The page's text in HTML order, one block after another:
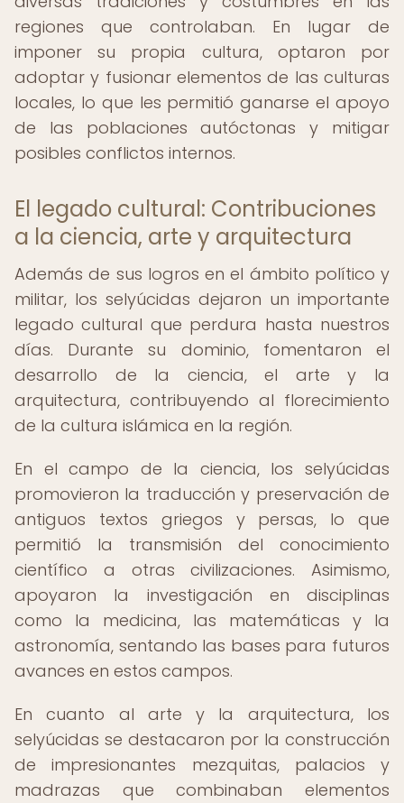
regiones que controlaban. En lugar de
imponer su propia cultura, optaron por
adoptar y fusionar elementos de las culturas
locales, lo que les permitió ganarse el apoyo
de las poblaciones autóctonas y mitigar
posibles conflictos internos.
El legado cultural: Contribuciones
a la ciencia, arte y arquitectura
Además de sus logros en el ámbito político y
militar, los selyúcidas dejaron un importante
legado cultural que perdura hasta nuestros
días. Durante su dominio, fomentaron el
desarrollo de la ciencia, el arte y la
arquitectura, contribuyendo al florecimiento
de la cultura islámica en la región.
En el campo de la ciencia, los selyúcidas
promovieron la traducción y preservación de
antiguos textos griegos y persas, lo que
permitió la transmisión del conocimiento
científico a otras civilizaciones. Asimismo,
apoyaron la investigación en disciplinas
como la medicina, las matemáticas y la
astronomía, sentando las bases para futuros
avances en estos campos.
En cuanto al arte y la arquitectura, los
selyúcidas se destacaron por la construcción
de impresionantes mezquitas, palacios y
madrazas que combinaban elementos